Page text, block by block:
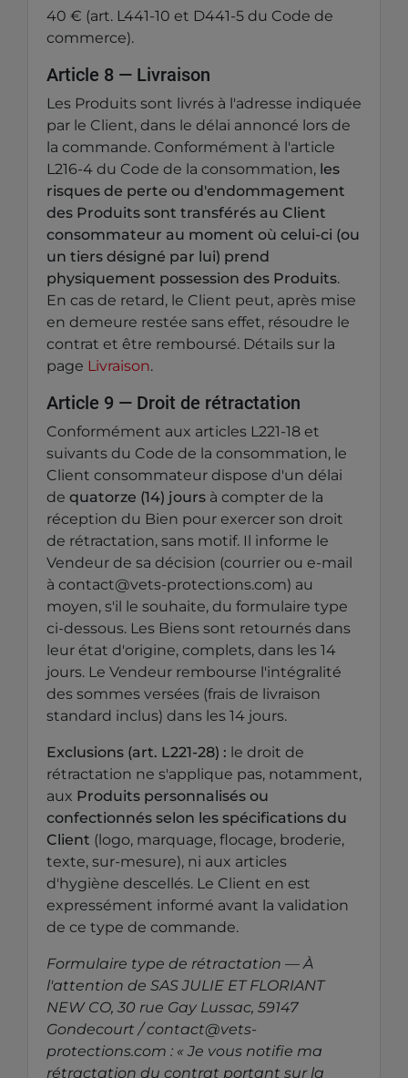
40 € (art. L441-10 et D441-5 du Code de
commerce).
Article 8 — Livraison
Les Produits sont livrés à l'adresse indiquée
par le Client, dans le délai annoncé lors de
la commande. Conformément à l'article
L216-4 du Code de la consommation, les
risques de perte ou d'endommagement
des Produits sont transférés au Client
consommateur au moment où celui-ci (ou
un tiers désigné par lui) prend
physiquement possession des Produits.
En cas de retard, le Client peut, après mise
en demeure restée sans effet, résoudre le
contrat et être remboursé. Détails sur la
page Livraison.
Article 9 — Droit de rétractation
Conformément aux articles L221-18 et
suivants du Code de la consommation, le
Client consommateur dispose d'un délai
de quatorze (14) jours à compter de la
réception du Bien pour exercer son droit
de rétractation, sans motif. Il informe le
Vendeur de sa décision (courrier ou e-mail
à contact@vets-protections.com) au
moyen, s'il le souhaite, du formulaire type
ci-dessous. Les Biens sont retournés dans
leur état d'origine, complets, dans les 14
jours. Le Vendeur rembourse l'intégralité
des sommes versées (frais de livraison
standard inclus) dans les 14 jours.
Exclusions (art. L221-28) : le droit de
rétractation ne s'applique pas, notamment,
aux Produits personnalisés ou
confectionnés selon les spécifications du
Client (logo, marquage, flocage, broderie,
texte, sur-mesure), ni aux articles
d'hygiène descellés. Le Client en est
expressément informé avant la validation
de ce type de commande.
Formulaire type de rétractation — À
l'attention de SAS JULIE ET FLORIANT
NEW CO, 30 rue Gay Lussac, 59147
Gondecourt / contact@vets-
protections.com : « Je vous notifie ma
rétractation du contrat portant sur la